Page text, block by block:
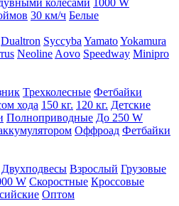
колесами 1000 W
30 км/ч Белые
Dualtron Syccyba YamatoYokamura
Neoline Aovo Speedway Minipro
Трехколесные Фетбайки
хода 150 кг. 120 кг. Детские
Полноприводные До 250 W
Оффроад Фетбайки
Двухподвесы Взрослый Грузовые
W Скоростные Кроссовые
Оптом